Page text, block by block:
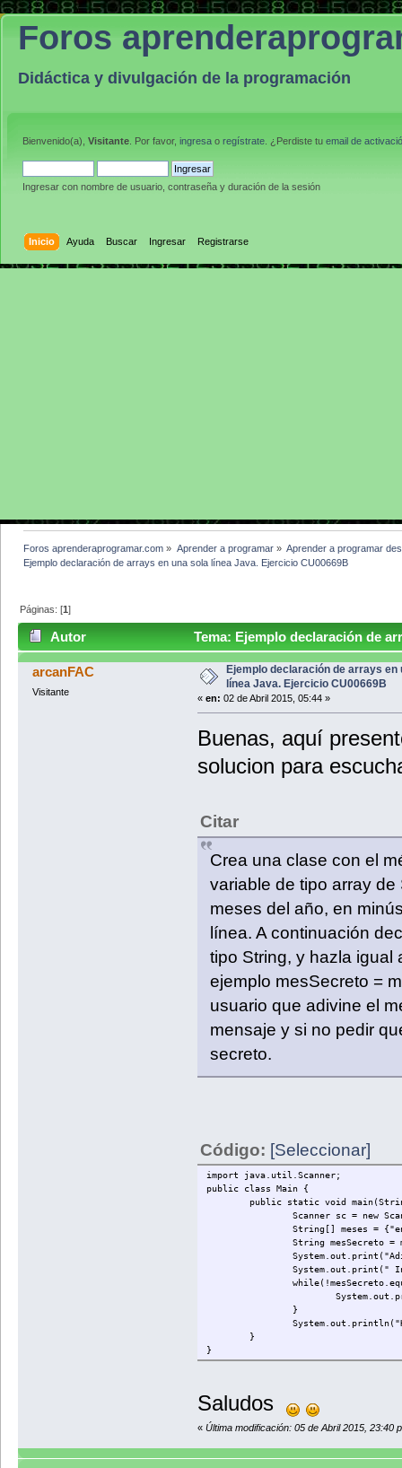
Foros
Didáctica y divulgación de la programación
Bienvenido(a), Visitante . Por favor, ingresa o regístrate . ¿Perdiste tu email de
Ingresar con nombre de usuario, contraseña y duración de la sesión
Inicio Ayuda Buscar Ingresar Registrarse
Foros aprenderaprogramar.com » Aprender a programar» Aprender a programar
Ejemplo declaración de arrays en una sola línea Java. Ejercicio CU00669B
Páginas: [1]
Autor
Tema: Ejemplo declaración de
(Leído 4350 veces)
arcanFAC
Visitante
Ejemplo declaración de arrays en
línea Java. Ejercicio CU00669B
« en: 02 de Abril 2015, 05:44 »
Buenas, aquí
solucion para
Citar
Crea una clase con el
variable de tipo array
meses del año, en
línea. A continuación
tipo String, y hazla igual
ejemplo mesSecreto =
usuario que adivine el
mensaje y si no pedir
secreto.
Código: [Seleccionar]
import java.util.Scanner;
public class Main {
public static void
Scanner sc = new
String[] meses =
String mesSecreto =
System.out.print("
}
}
}
Saludos
« Última modificación: 05 de Abril 2015, 23:40